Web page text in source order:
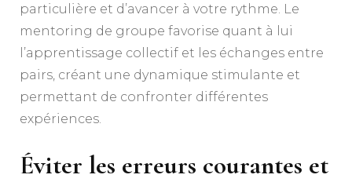
particulière et d’avancer à votre rythme. Le
mentoring de groupe favorise quant à lui
l’apprentissage collectif et les échanges entre
pairs, créant une dynamique stimulante et
permettant de confronter différentes
expériences.
Éviter les erreurs courantes et